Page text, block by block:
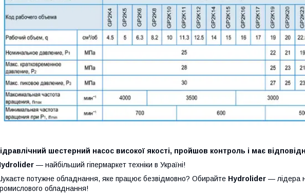
шестерний насос високої якості, пройшов контроль і має
— найбільший гіпермаркет техніки в Україні!
потужне обладнання, яке працює безвідмовно? Обирайте Hydrolider — лідера
обладнання!